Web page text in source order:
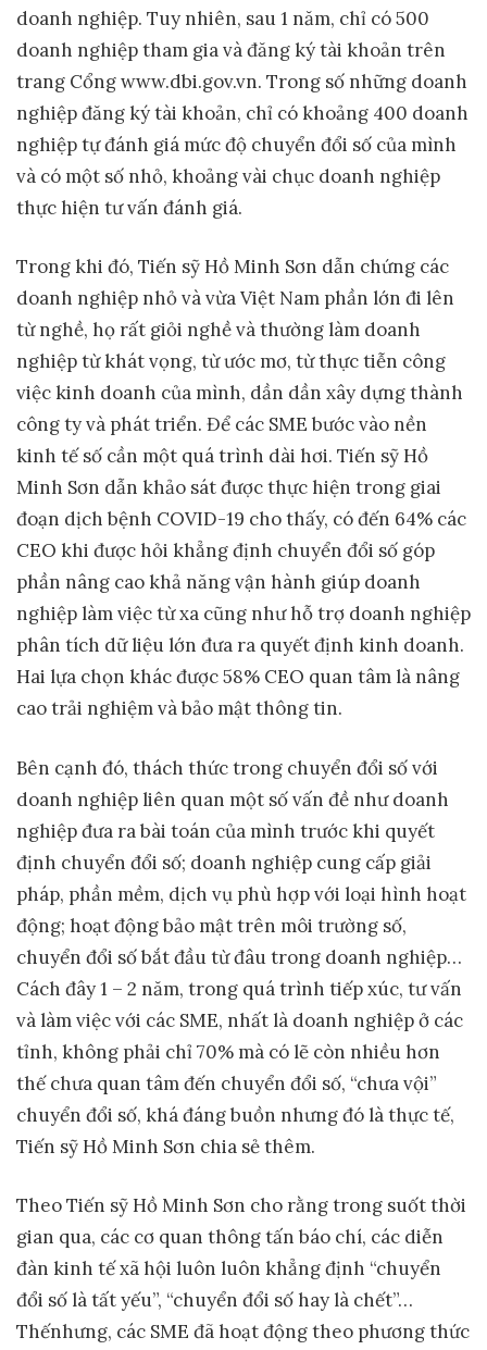
doanh nghiệp. Tuy nhiên, sau 1 năm, chỉ có 500
doanh nghiệp tham gia và đăng ký tài khoản trên
trang Cổng www.dbi.gov.vn. Trong số những doanh
nghiệp đăng ký tài khoản, chỉ có khoảng 400 doanh
nghiệp tự đánh giá mức độ chuyển đổi số của mình
và có một số nhỏ, khoảng vài chục doanh nghiệp
thực hiện tư vấn đánh giá.
Trong khi đó, Tiến sỹ Hồ Minh Sơn dẫn chứng các
doanh nghiệp nhỏ và vừa Việt Nam phần lớn đi lên
từ nghề, họ rất giỏi nghề và thường làm doanh
nghiệp từ khát vọng, từ ước mơ, từ thực tiễn công
việc kinh doanh của mình, dần dần xây dựng thành
công ty và phát triển. Để các SME bước vào nền
kinh tế số cần một quá trình dài hơi. Tiến sỹ Hồ
Minh Sơn dẫn khảo sát được thực hiện trong giai
đoạn dịch bệnh COVID-19 cho thấy, có đến 64% các
CEO khi được hỏi khẳng định chuyển đổi số góp
phần nâng cao khả năng vận hành giúp doanh
nghiệp làm việc từ xa cũng như hỗ trợ doanh nghiệp
phân tích dữ liệu lớn đưa ra quyết định kinh doanh.
Hai lựa chọn khác được 58% CEO quan tâm là nâng
cao trải nghiệm và bảo mật thông tin.
Bên cạnh đó, thách thức trong chuyển đổi số với
doanh nghiệp liên quan một số vấn đề như doanh
nghiệp đưa ra bài toán của mình trước khi quyết
định chuyển đổi số; doanh nghiệp cung cấp giải
pháp, phần mềm, dịch vụ phù hợp với loại hình hoạt
động; hoạt động bảo mật trên môi trường số,
chuyển đổi số bắt đầu từ đâu trong doanh nghiệp…
Cách đây 1 – 2 năm, trong quá trình tiếp xúc, tư vấn
và làm việc với các SME, nhất là doanh nghiệp ở các
tỉnh, không phải chỉ 70% mà có lẽ còn nhiều hơn
thế chưa quan tâm đến chuyển đổi số, “chưa vội”
chuyển đổi số, khá đáng buồn nhưng đó là thực tế,
Tiến sỹ Hồ Minh Sơn chia sẻ thêm.
Theo Tiến sỹ Hồ Minh Sơn cho rằng trong suốt thời
gian qua, các cơ quan thông tấn báo chí, các diễn
đàn kinh tế xã hội luôn luôn khẳng định “chuyển
đổi số là tất yếu”, “chuyển đổi số hay là chết”…
Thếnhưng, các SME đã hoạt động theo phương thức